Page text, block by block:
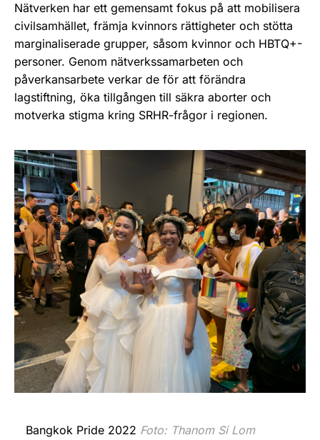
Nätverken har ett gemensamt fokus på att mobilisera
civilsamhället, främja kvinnors rättigheter och stötta
marginaliserade grupper, såsom kvinnor och HBTQ+-
personer. Genom nätverkssamarbeten och
påverkansarbete verkar de för att förändra
lagstiftning, öka tillgången till säkra aborter och
motverka stigma kring SRHR-frågor i regionen.
Bangkok Pride 2022 Foto: Thanom Si Lom